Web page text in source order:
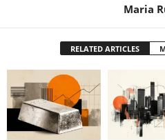
Maria
RELATED ARTICLES